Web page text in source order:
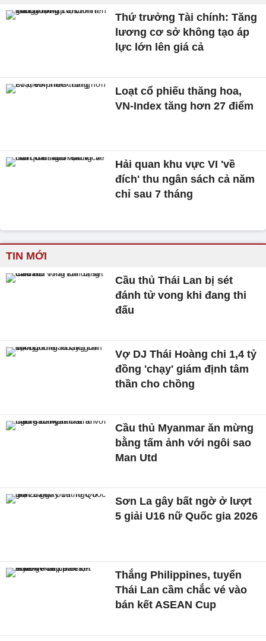
Thứ trưởng Tài chính: Tăng
lương cơ sở không tạo áp
lực lớn lên giá cả
Loạt cổ phiếu thăng hoa,
VN-Index tăng hơn 27 điểm
Hải quan khu vực VI 'về
đích' thu ngân sách cả năm
chỉ sau 7 tháng
TIN MỚI
Cầu thủ Thái Lan bị sét
đánh tử vong khi đang thi
đấu
Vợ DJ Thái Hoàng chi 1,4 tỷ
đồng 'chạy' giám định tâm
thần cho chồng
Cầu thủ Myanmar ăn mừng
bằng tấm ảnh với ngôi sao
Man Utd
Sơn La gây bất ngờ ở lượt
5 giải U16 nữ Quốc gia 2026
Thắng Philippines, tuyển
Thái Lan cầm chắc vé vào
bán kết ASEAN Cup